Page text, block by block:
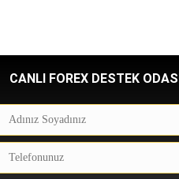
CANLI FOREX DESTEK